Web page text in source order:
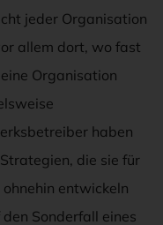
jeder Organisation
allem dort, wo fast
Organisation
haben
die sie für
entwickeln
Sonderfall eines